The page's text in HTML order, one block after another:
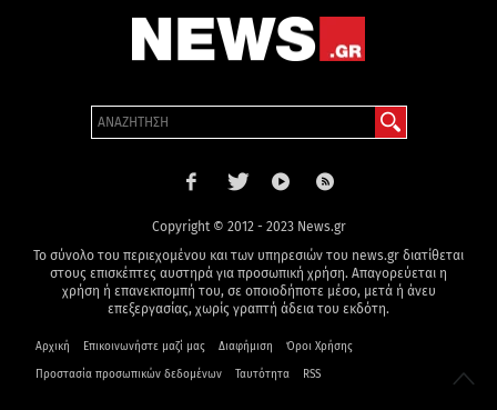
Copyright © 2012 - 2023 News.gr
Το σύνολο του περιεχομένου και των υπηρεσιών του news.gr διατίθεται
στους επισκέπτες αυστηρά για προσωπική χρήση. Απαγορεύεται η
χρήση ή επανεκπομπή του, σε οποιοδήποτε μέσο, μετά ή άνευ
επεξεργασίας, χωρίς γραπτή άδεια του εκδότη.
Αρχική Επικοινωνήστε μαζί μας Διαφήμιση Όροι Χρήσης
Προστασία προσωπικών δεδομένων Ταυτότητα RSS